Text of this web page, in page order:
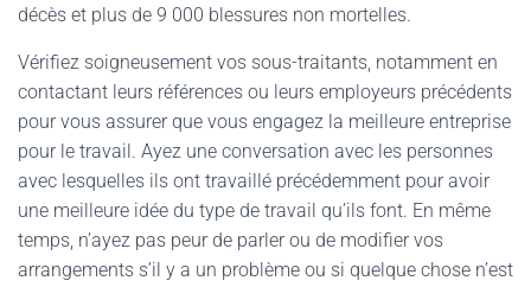
décès et plus de 9 000 blessures non mortelles.
Vérifiez soigneusement vos sous-traitants, notamment en
contactant leurs références ou leurs employeurs précédents
pour vous assurer que vous engagez la meilleure entreprise
pour le travail. Ayez une conversation avec les personnes
avec lesquelles ils ont travaillé précédemment pour avoir
une meilleure idée du type de travail qu’ils font. En même
temps, n’ayez pas peur de parler ou de modifier vos
arrangements s’il y a un problème ou si quelque chose n’est